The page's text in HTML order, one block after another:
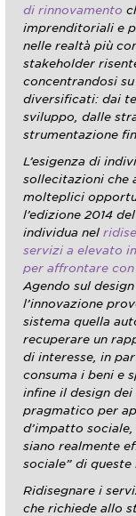
di rinnovamento
imprenditoriali e
nelle realtà più
stakeholder
concentrandosi
diversificati: dai
sviluppo, dalle
strumentazione
L’esigenza di
sollecitazioni che
molteplici
l’edizione 2014
individua nel
servizi a elevato
per affrontare
Agendo sul
l’innovazione
sistema quella
recuperare un
di interesse, in
consuma i beni e
infine il design
pragmatico per
d’impatto
siano realmente
sociale” di queste
Ridisegnare i
che richiede allo